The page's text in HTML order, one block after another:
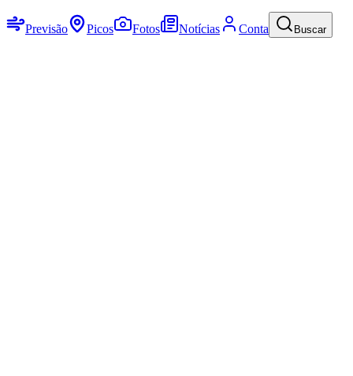
Previsão Picos Fotos Notícias Conta Buscar